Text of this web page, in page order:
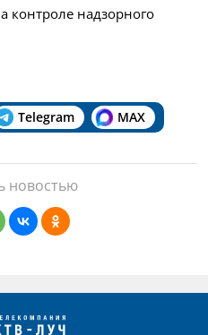
контроле надзорного
Telegram MAX
новостью